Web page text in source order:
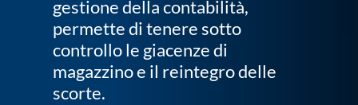
gestione della contabilità,
permette di tenere sotto
controllo le giacenze di
magazzino e il reintegro delle
scorte.